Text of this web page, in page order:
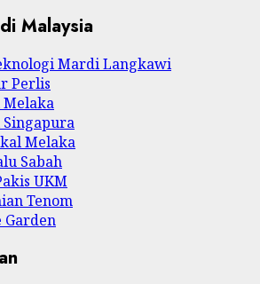
Malaysia
Mardi Langkawi
Perlis
Melaka
Melaka
Sabah
UKM
Tenom
Garden